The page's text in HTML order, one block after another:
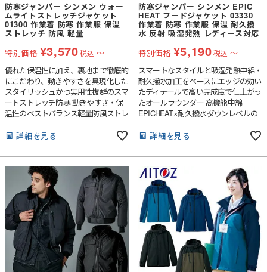
防寒ジャンパー シンメン ウォー
ムライトストレッチジャケット
01300 作業着 防寒 作業服 保温
ストレッチ 防風 軽量
特別価格 ¥3,570税込 〜
優れた保温性に加え、裏地まで徹底的
にこだわり、動きやすさを具現化した
スタイリッシュかつ実用性抜群のスマ
ートストレッチ防寒 動きやすさ・保
温性のベストバランス軽量防風ストレ
なわない裏地の最適配置で「使いやす
詳細を見る
防寒ジャンパー シンメン EPIC
HEAT フードジャケット 03330
作業着 防寒 作業服 保温 耐久撥
水 反射 吸湿発熱 レディース対応
特別価格 ¥5,190税込 〜
スマートなスタイルと吸湿発熱中綿・
耐久撥水加工をベースにエッジの効い
たディテールで高い完成度で仕上がっ
たオールラウンダー 高機能中綿
EPICHEAT×耐久撥水ダウンレベルの
素材中綿「エピックヒート」を背中に
強い耐久撥水加工をプラス
詳細を見る